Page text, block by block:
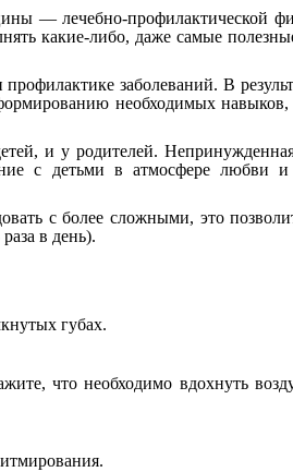
— лечебно-профилактической
какие-либо, даже самые
заболеваний. В
необходимых
и у родителей. Непринужденная
с детьми в атмосфере любви
с более сложными, это
в день).
губах.
что необходимо вдохнуть